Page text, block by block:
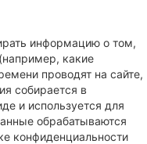
информацию о том,
какие
проводят на сайте,
собирается в
и используется для
обрабатываются
конфиденциальности